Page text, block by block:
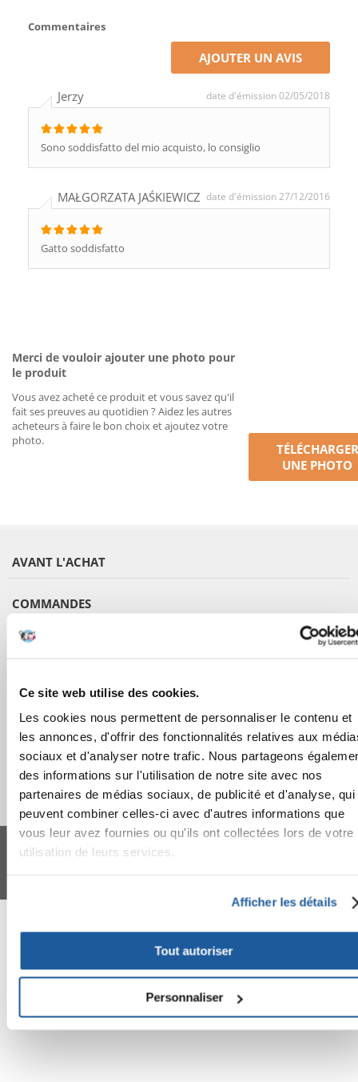
Ce site web utilise des cookies.
Les cookies nous permettent de personnaliser le contenu et
les annonces, d'offrir des fonctionnalités relatives aux
sociaux et d'analyser notre trafic. Nous partageons
des informations sur l'utilisation de notre site avec nos
partenaires de médias sociaux, de publicité et d'analyse, qui
peuvent combiner celles-ci avec d'autres informations que
vous leur avez fournies ou qu'ils ont collectées lors de votre
utilisation de leurs services.
Afficher les détails
Tout autoriser
Personnaliser
Commentaires
AJOUTER UN AVIS
Jerzy date d'émission 02/05/2018
Sono soddisfatto del mio acquisto, lo consiglio
MAŁGORZATA JAŚKIEWICZ date d'émission 27/12/2016
Gatto soddisfatto
Merci de vouloir ajouter une photo pour
le produit
Vous avez acheté ce produit et vous savez qu'il
fait ses preuves au quotidien ? Aidez les autres
acheteurs à faire le bon choix et ajoutez votre
photo.
TÉLÉCHARGER
UNE PHOTO
AVANT L'ACHAT
COMMANDES
APRÈS L'ACHAT
APPRENEZ À NOUS CONNAÎTRE
FERA 24 UG Sede legale: Blankenfelder Dorfstraße 94 15827 Blankenfelde-
Mahlow (Germania) - P.IVA DE317667035
*